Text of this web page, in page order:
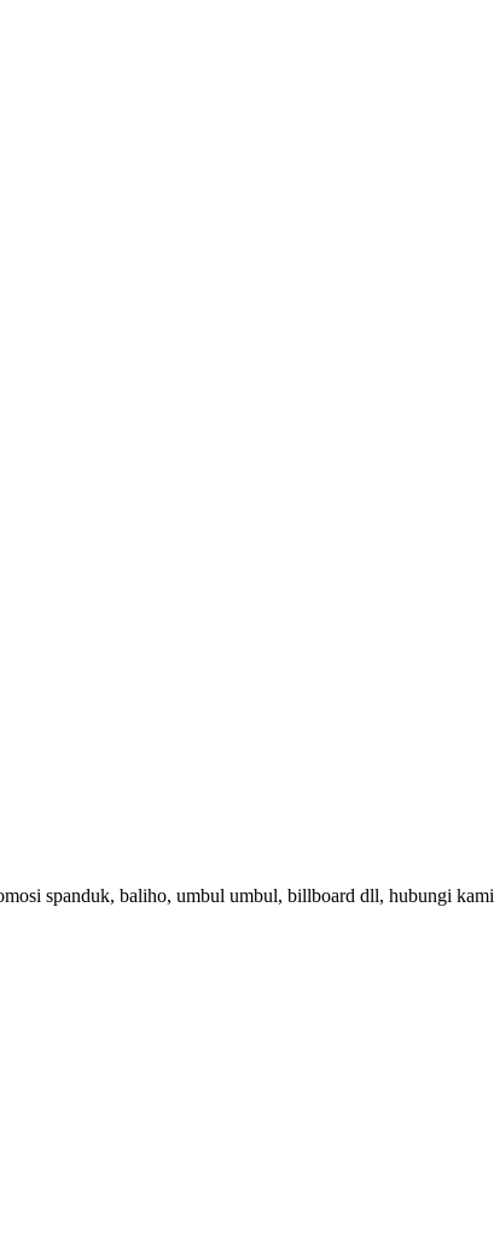
spanduk, baliho, umbul umbul, billboard dll, hubungi kami